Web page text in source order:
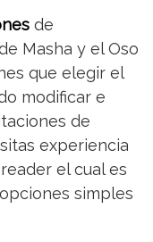
de
Masha y el Oso
que elegir el
modificar e
de
experiencia
el cual es
simples